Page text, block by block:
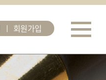
회원가입